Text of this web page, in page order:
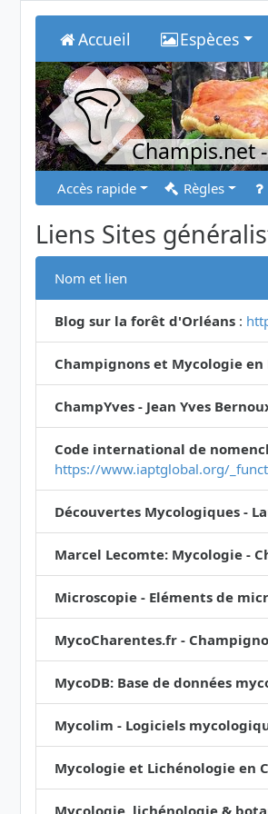
Accueil Espèces
Champis.net-
Accès rapide Règles
Liens Sites
Nom et lien
Blog sur la forêt d'Orléans :
Champignons et Mycologie en
ChampYves - Jean Yves
Code international de
https://www.iaptglobal.org/
Découvertes Mycologiques -
Marcel Lecomte: Mycologie -
Microscopie - Eléments de
MycoCharentes.fr -
MycoDB: Base de données
Mycolim - Logiciels
Mycologie et Lichénologie en